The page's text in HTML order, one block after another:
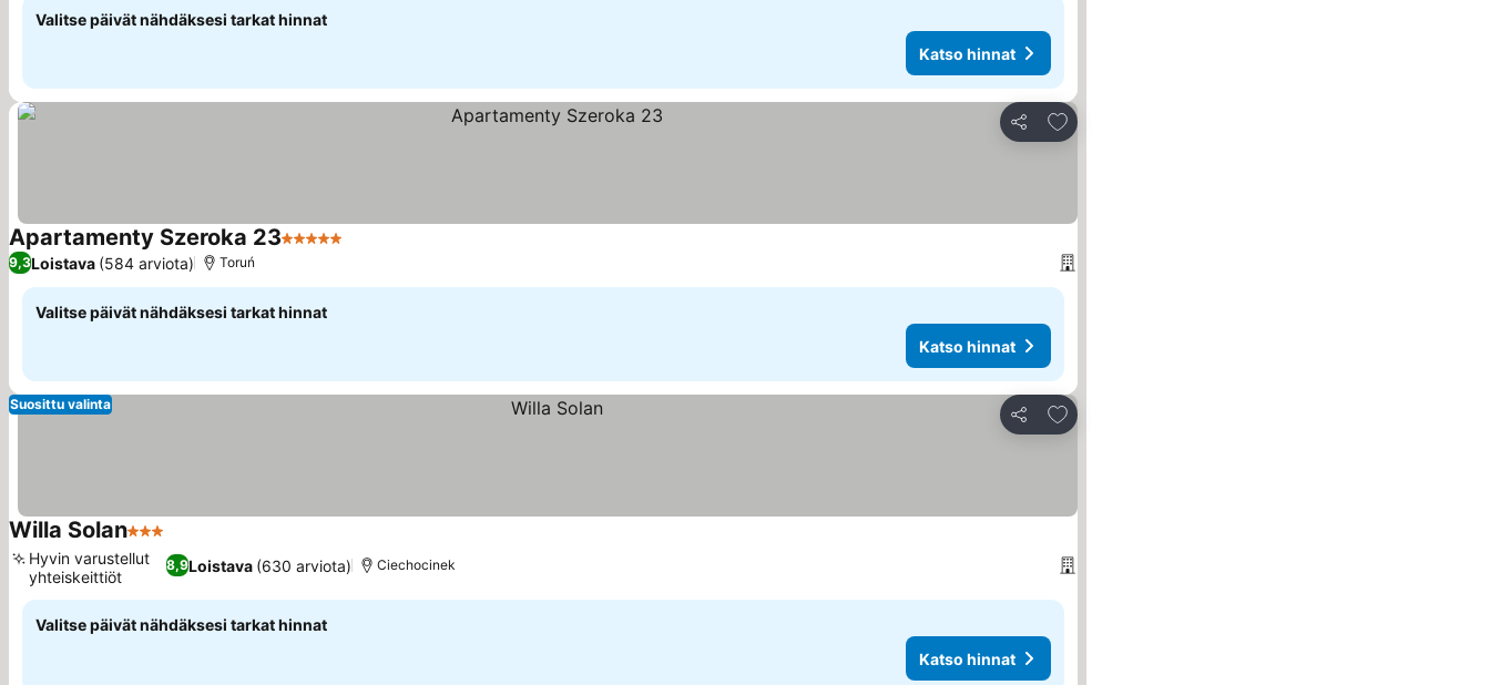
Valitse päivät nähdäksesi tarkat hinnat
Katso hinnat
Jaa
Lisää suosikkeihin
Apartamenty Szeroka 235 Tähtiluokitus
9,3Loistava (584 arviota) Toruń
Valitse päivät nähdäksesi tarkat hinnat
Katso hinnat
Jaa
Lisää suosikkeihin
Suosittu valinta
Willa Solan3 Tähtiluokitus
8,9Loistava (630 arviota)
Hyvin varustellut
yhteiskeittiöt
Ciechocinek
Valitse päivät nähdäksesi tarkat hinnat
Katso hinnat